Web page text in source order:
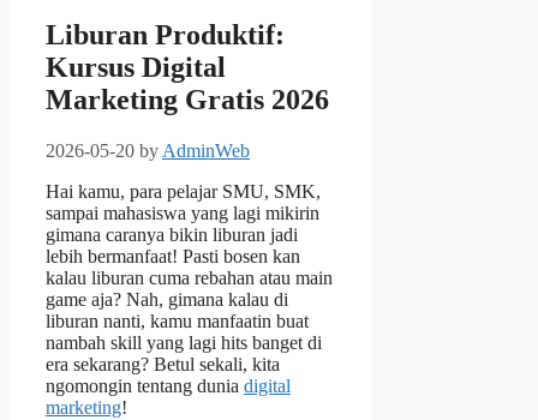
Liburan Produktif:
Kursus Digital
Marketing Gratis 2026
2026-05-20 by AdminWeb
Hai kamu, para pelajar SMU, SMK,
sampai mahasiswa yang lagi mikirin
gimana caranya bikin liburan jadi
lebih bermanfaat! Pasti bosen kan
kalau liburan cuma rebahan atau main
game aja? Nah, gimana kalau di
liburan nanti, kamu manfaatin buat
nambah skill yang lagi hits banget di
era sekarang? Betul sekali, kita
ngomongin tentang dunia digital
marketing!